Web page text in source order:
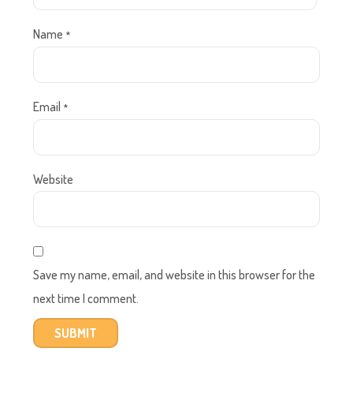
Name *
Email *
Website
Save my name, email, and website in this browser for the
next time I comment.